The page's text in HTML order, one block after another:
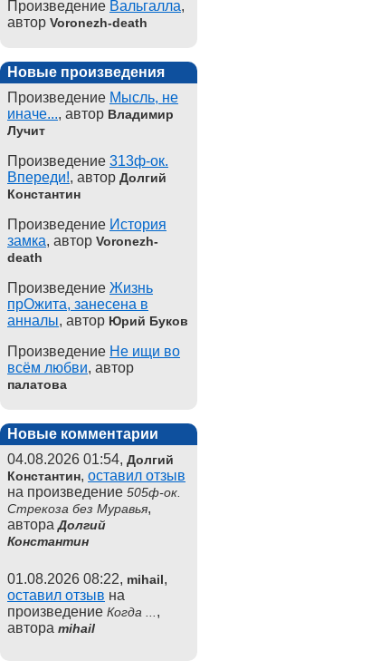
Произведение Вальгалла,
автор Voronezh-death
Новые произведения
Произведение Мысль, не
иначе..., автор Владимир
Лучит
Произведение 313ф-ок.
Впереди!, автор Долгий
Константин
Произведение История
замка, автор Voronezh-
death
Произведение Жизнь
прОжита, занесена в
анналы, автор Юрий Буков
Произведение Не ищи во
всём любви, автор
палатова
Новые комментарии
04.08.2026 01:54, Долгий
Константин, оставил отзыв
на произведение 505ф-ок.
Стрекоза без Муравья,
автораДолгий
Константин
01.08.2026 08:22, mihail,
оставил отзыв на
произведение Когда ... ,
автора mihail